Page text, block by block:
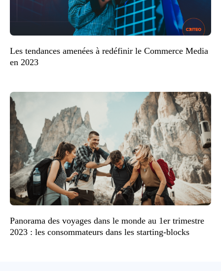
Les tendances amenées à redéfinir le Commerce Media
en 2023
Panorama des voyages dans le monde au 1er trimestre
2023 : les consommateurs dans les starting-blocks